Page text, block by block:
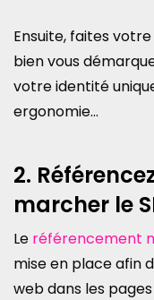
Ensuite, faites
bien vous
votre identité
ergonomie…
2.
marcher le
Le référencement
mise en place afin
web dans les